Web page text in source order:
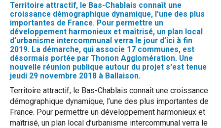
Territoire attractif, le Bas-Chablais connaît une
croissance démographique dynamique, l’une des plus
importantes de France. Pour permettre un
développement harmonieux et maîtrisé, un plan local
d’urbanisme intercommunal verra le jour d’ici à fin
2019. La démarche, qui associe 17 communes, est
désormais portée par Thonon Agglomération. Une
nouvelle réunion publique autour du projet s'est tenue
jeudi 29 novembre 2018 à Ballaison.
Territoire attractif, le Bas-Chablais connaît une croissance
démographique dynamique, l’une des plus importantes de
France. Pour permettre un développement harmonieux et
maîtrisé, un plan local d’urbanisme intercommunal verra le